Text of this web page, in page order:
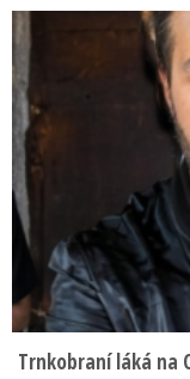
Trnkobraní láká na